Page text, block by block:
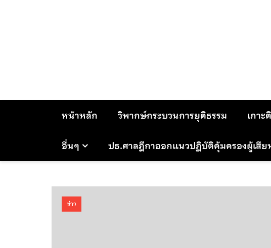
หน้าหลัก วิพากษ์กระบวนการยุติธรรม เกา
อื่นๆ ปธ.ศาลฎีกาออกแนวปฏิบัติคุ้มครองผู้เสี
ข่าว